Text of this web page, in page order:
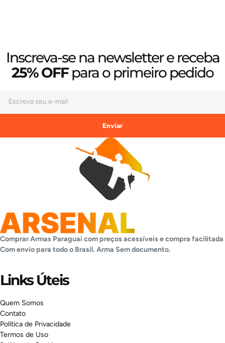
Inscreva-se na newsletter e receba
25% OFFpara o primeiro pedido
Enviar
Comprar Armas Paraguai com preços acessíveis e compra facilitada
Com envio para todo o Brasil. Arma Sem documento.
Links Úteis
Quem Somos
Contato
Política de Privacidade
Termos de Uso